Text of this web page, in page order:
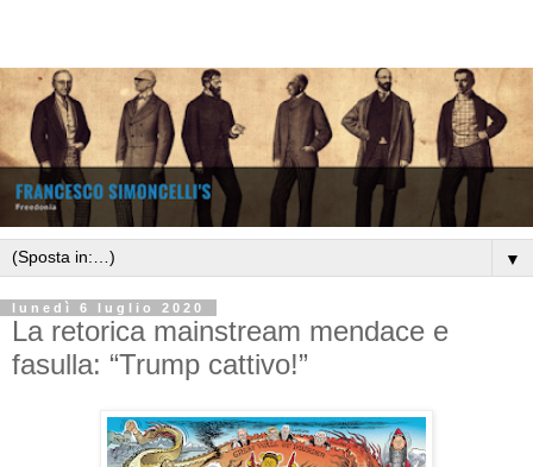
▼
lunedì 6 luglio 2020
La retorica mainstream mendace e
fasulla: “Trump cattivo!”